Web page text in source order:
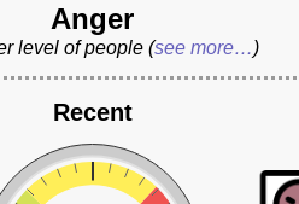
Anger
level of people(see more…)
Recent